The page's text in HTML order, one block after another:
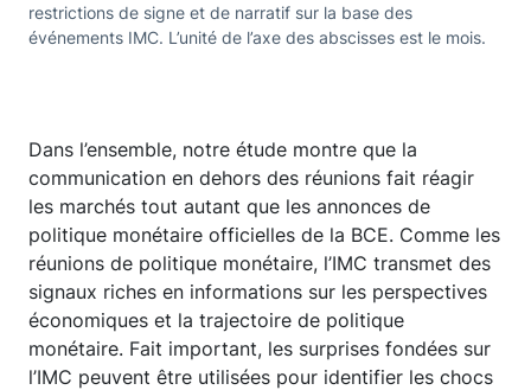
restrictions de signe et de narratif sur la base des
événements IMC. L’unité de l’axe des abscisses est le mois.
Dans l’ensemble, notre étude montre que la
communication en dehors des réunions fait réagir
les marchés tout autant que les annonces de
politique monétaire officielles de la BCE. Comme les
réunions de politique monétaire, l’IMC transmet des
signaux riches en informations sur les perspectives
économiques et la trajectoire de politique
monétaire. Fait important, les surprises fondées sur
l’IMC peuvent être utilisées pour identifier les chocs